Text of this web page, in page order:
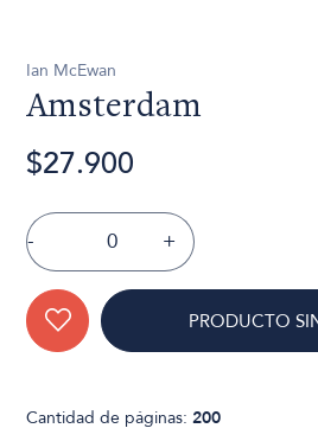
Ian McEwan
Amsterdam
$27.900
- +
PRODUCTO
Cantidad de páginas:200